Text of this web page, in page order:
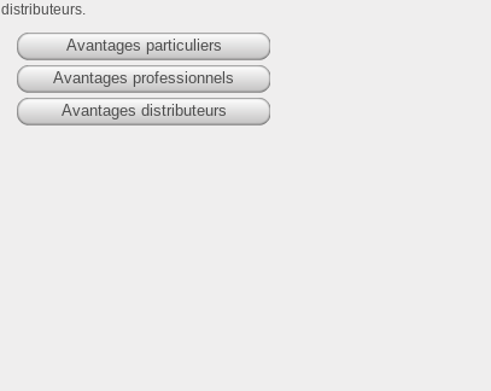
distributeurs.
Avantages particuliers
Avantages professionnels
Avantages distributeurs